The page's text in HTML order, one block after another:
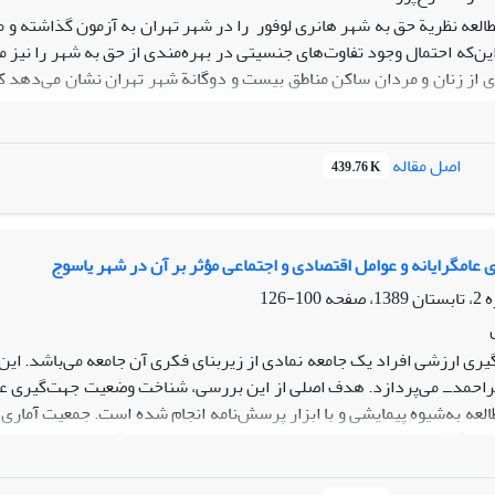
نظریة حق به شهر هانری لوفور را در شهر تهران به آزمون گذاشته
احتمال وجود تفاوت‌های جنسیتی در بهره‌مندی از حق به شهر را
168 نفری از زنان و مردان ساکن مناطق بیست و دوگانة شهر تهران
چندمتغیره نشان داد که مفهوم تولید فضا که در نظریة لوفور نقش
از تفاوت‌های زمینه‌ای در ادراک از مفهوم حق و یا تفاوت در معنای
جنسیتی در بهره‌مندی از حق به شهر وجود دارد. این مطالعه نشان
و جنسیت در کنار طبقه، نقش کلیدی در اختصاص‌دهی فضاها به اقشار
اصل مقاله 439.76 K
عامگرایانه و عوامل اقتصادى و اجتماعى مؤثر بر آن در شهر یاسوج
100-126
ارزشى افراد یک جامعه نمادى از زیربناى فکرى آن جامعه مى‌باشد.
مى‌پردازد. هدف اصلى از این بررسى، شناخت وضعیت جهت‌گیرى
مادر، پایگاه اقتصادى ـاجتماعى (متغیرهاى مستقل) ارتباط معنى‌دارى